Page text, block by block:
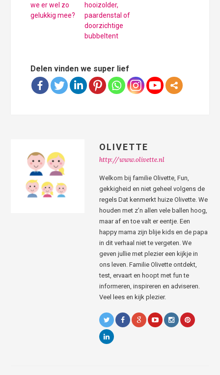
we er wel zo
gelukkig mee?
hooizolder,
paardenstal of
doorzichtige
bubbeltent
Delen vinden we super lief
OLIVETTE
http://www.olivette.nl
Welkom bij familie Olivette, Fun,
gekkigheid en niet geheel volgens de
regels Dat kenmerkt huize Olivette. We
houden met z’n allen vele ballen hoog,
maar af en toe valt er eentje. Een
happy mama zijn blije kids en de papa
in dit verhaal niet te vergeten. We
geven jullie met plezier een kijkje in
ons leven. Familie Olivette ontdekt,
test, ervaart en hoopt met fun te
informeren, inspireren en adviseren.
Veel lees en kijk plezier.